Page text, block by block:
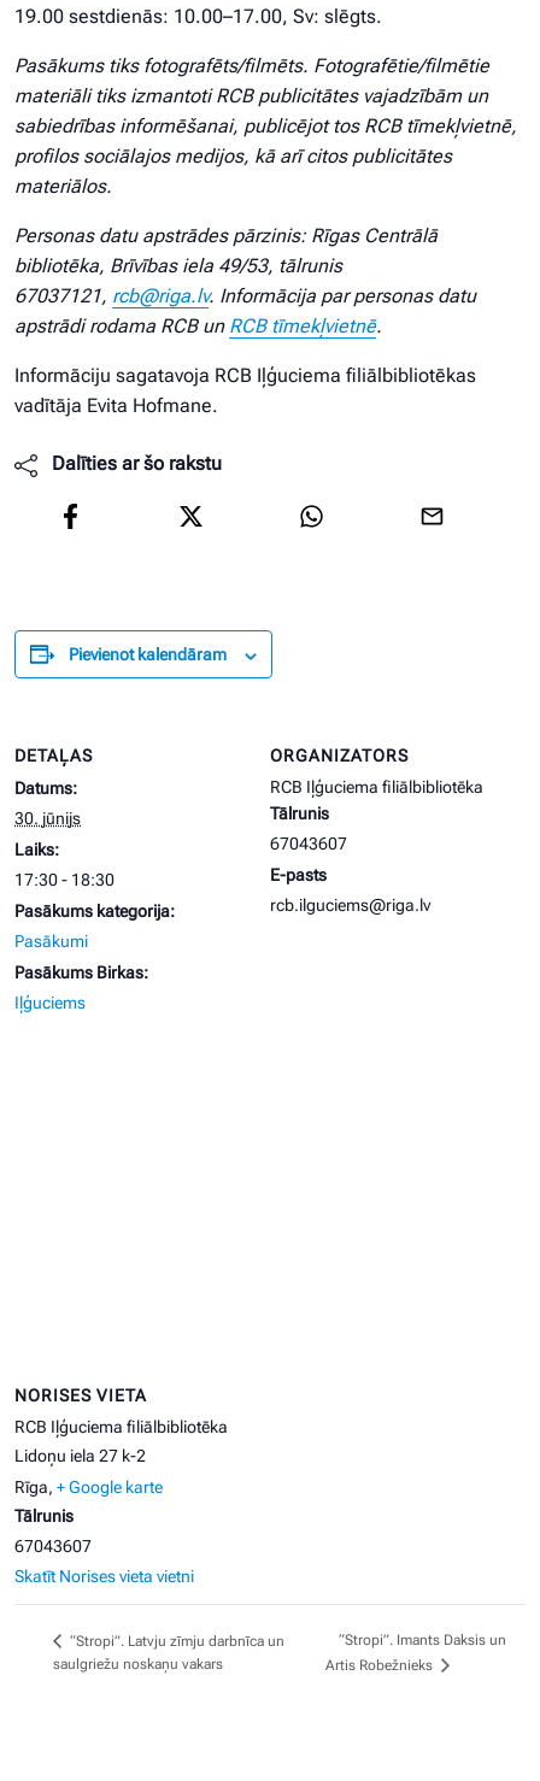
19.00 sestdienās: 10.00–17.00, Sv: slēgts.
Pasākums tiks fotografēts/filmēts. Fotografētie/filmētie
materiāli tiks izmantoti RCB publicitātes vajadzībām un
sabiedrības informēšanai, publicējot tos RCB tīmekļvietnē,
profilos sociālajos medijos, kā arī citos publicitātes
materiālos.
Personas datu apstrādes pārzinis: Rīgas Centrālā
bibliotēka, Brīvības iela 49/53, tālrunis
67037121, rcb@riga.lv. Informācija par personas datu
apstrādi rodama RCB un RCB tīmekļvietnē.
Informāciju sagatavoja RCB Iļģuciema filiālbibliotēkas
vadītāja Evita Hofmane.
Dalīties ar šo rakstu
Pievienot kalendāram
DETAĻAS
Datums:
30. jūnijs
Laiks:
17:30 - 18:30
Pasākums kategorija:
Pasākumi
Pasākums Birkas:
Iļģuciems
ORGANIZATORS
RCB Iļģuciema filiālbibliotēka
Tālrunis
67043607
E-pasts
rcb.ilguciems@riga.lv
NORISES VIETA
RCB Iļģuciema filiālbibliotēka
Lidoņu iela 27 k-2
Rīga, + Google karte
Tālrunis
67043607
Skatīt Norises vieta vietni
“Stropi”. Latvju zīmju darbnīca un
saulgriežu noskaņu vakars
“Stropi”. Imants Daksis un
Artis Robežnieks